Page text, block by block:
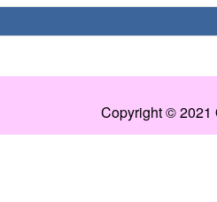
Copyright © 2021